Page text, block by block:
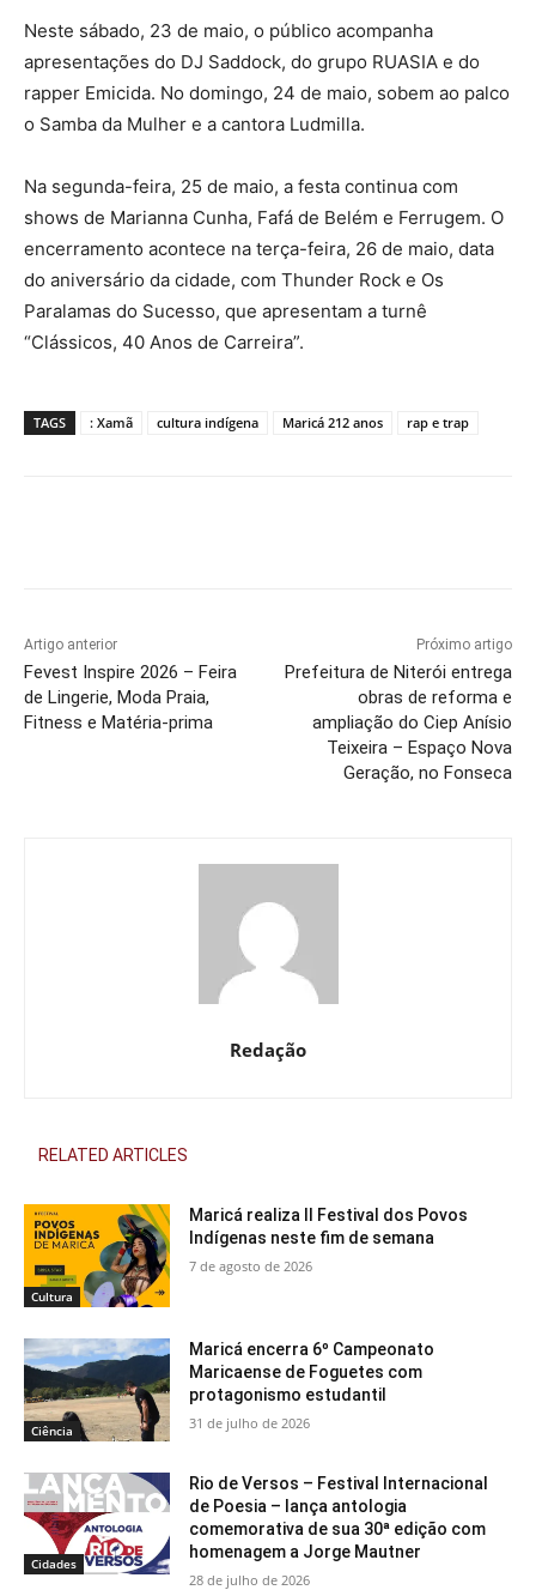
Neste sábado, 23 de maio, o público acompanha
apresentações do DJ Saddock, do grupo RUASIA e do
rapper Emicida. No domingo, 24 de maio, sobem ao palco
o Samba da Mulher e a cantora Ludmilla.
Na segunda-feira, 25 de maio, a festa continua com
shows de Marianna Cunha, Fafá de Belém e Ferrugem. O
encerramento acontece na terça-feira, 26 de maio, data
do aniversário da cidade, com Thunder Rock e Os
Paralamas do Sucesso, que apresentam a turnê
“Clássicos, 40 Anos de Carreira”.
TAGS : Xamã cultura indígena Maricá 212 anos rap e trap
Artigo anterior
Fevest Inspire 2026 – Feira
de Lingerie, Moda Praia,
Fitness e Matéria-prima
Próximo artigo
Prefeitura de Niterói entrega
obras de reforma e
ampliação do Ciep Anísio
Teixeira – Espaço Nova
Geração, no Fonseca
Redação
RELATED ARTICLES
Cultura
Maricá realiza II Festival dos Povos
Indígenas neste fim de semana
7 de agosto de 2026
Ciência
Maricá encerra 6º Campeonato
Maricaense de Foguetes com
protagonismo estudantil
31 de julho de 2026
Cidades
Rio de Versos – Festival Internacional
de Poesia – lança antologia
comemorativa de sua 30ª edição com
homenagem a Jorge Mautner
28 de julho de 2026